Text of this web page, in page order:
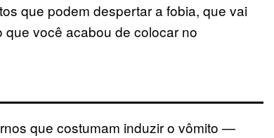
que podem despertar a fobia, que vai
você acabou de colocar no
que costumam induzir o vômito —